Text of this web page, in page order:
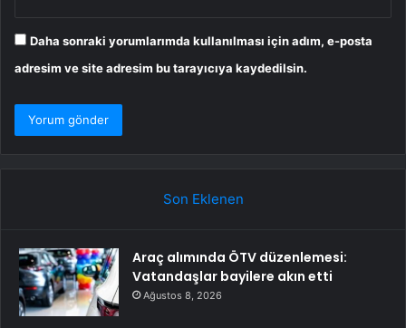
Daha sonraki yorumlarımda kullanılması için adım, e-posta
adresim ve site adresim bu tarayıcıya kaydedilsin.
Son Eklenen
Araç alımında ÖTV düzenlemesi:
Vatandaşlar bayilere akın etti
Ağustos 8, 2026